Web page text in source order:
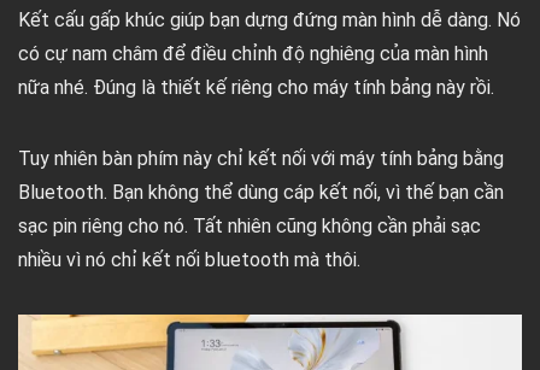
Kết cấu gấp khúc giúp bạn dựng đứng màn hình dễ dàng. Nó
có cự nam châm để điều chỉnh độ nghiêng của màn hình
nữa nhé. Đúng là thiết kế riêng cho máy tính bảng này rồi.
Tuy nhiên bàn phím này chỉ kết nối với máy tính bảng bằng
Bluetooth. Bạn không thể dùng cáp kết nối, vì thế bạn cần
sạc pin riêng cho nó. Tất nhiên cũng không cần phải sạc
nhiều vì nó chỉ kết nối bluetooth mà thôi.